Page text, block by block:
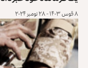
۸ قوس ۱۴۰۳ - ۲۸ نومبر ۲۰۲۴